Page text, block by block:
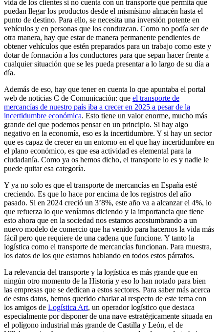
vida de los clientes si no cuenta con un transporte que permita que
puedan llegar los productos desde el mismísimo almacén hasta el
punto de destino. Para ello, se necesita una inversión potente en
vehículos y en personas que los conduzcan. Como no podía ser de
otra manera, hay que estar de manera permanente pendientes de
obtener vehículos que estén preparados para un trabajo como este y
dotar de formación a los conductores para que sepan hacer frente a
cualquier situación que se les pueda presentar a lo largo de su día a
día.
Además de eso, hay que tener en cuenta lo que apuntaba el portal
web de noticias C de Comunicación: que el transporte de
mercancías de nuestro país iba a crecer en 2025 a pesar de la
incertidumbre económica. Esto tiene un valor enorme, mucho más
grande del que podemos pensar en un principio. Si hay algo
negativo en la economía, eso es la incertidumbre. Y si hay un sector
que es capaz de crecer en un entorno en el que hay incertidumbre en
el plano económico, es que esa actividad es elemental para la
ciudadanía. Como ya os hemos dicho, el transporte lo es y nadie le
puede quitar esa categoría.
Y ya no solo es que el transporte de mercancías en España esté
creciendo. Es que lo hace por encima de los registros del año
pasado. Si en 2024 creció un 3’8%, este año va a alcanzar el 4%, lo
que refuerza lo que veníamos diciendo y la importancia que tiene
esto ahora que en la sociedad nos estamos acostumbrando a un
nuevo modelo de comercio que ha venido para hacernos la vida más
fácil pero que requiere de una cadena que funcione. Y tanto la
logística como el transporte de mercancías funcionan. Para muestra,
los datos de los que estamos hablando en todos estos párrafos.
La relevancia del transporte y la logística es más grande que en
ningún otro momento de la Historia y eso lo han notado para bien
las empresas que se dedican a estos sectores. Para saber más acerca
de estos datos, hemos querido charlar al respecto de este tema con
los amigos de Logística Art, un operador logístico que destaca
especialmente por disponer de una nave estratégicamente situada en
el polígono industrial más grande de Castilla y León, el de